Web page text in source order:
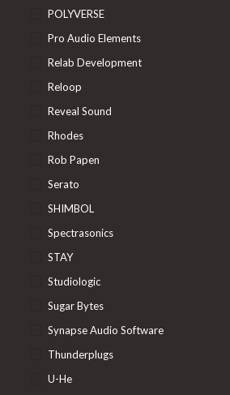
POLYVERSE
Pro Audio Elements
Relab Development
Reloop
Reveal Sound
Rhodes
Rob Papen
Serato
SHIMBOL
Spectrasonics
STAY
Studiologic
Sugar Bytes
Synapse Audio Software
Thunderplugs
U-He